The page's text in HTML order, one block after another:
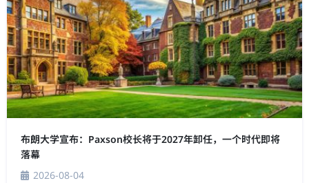
布朗大学宣布：Paxson校长将于2027年卸任，一个时代即将
落幕
2026-08-04